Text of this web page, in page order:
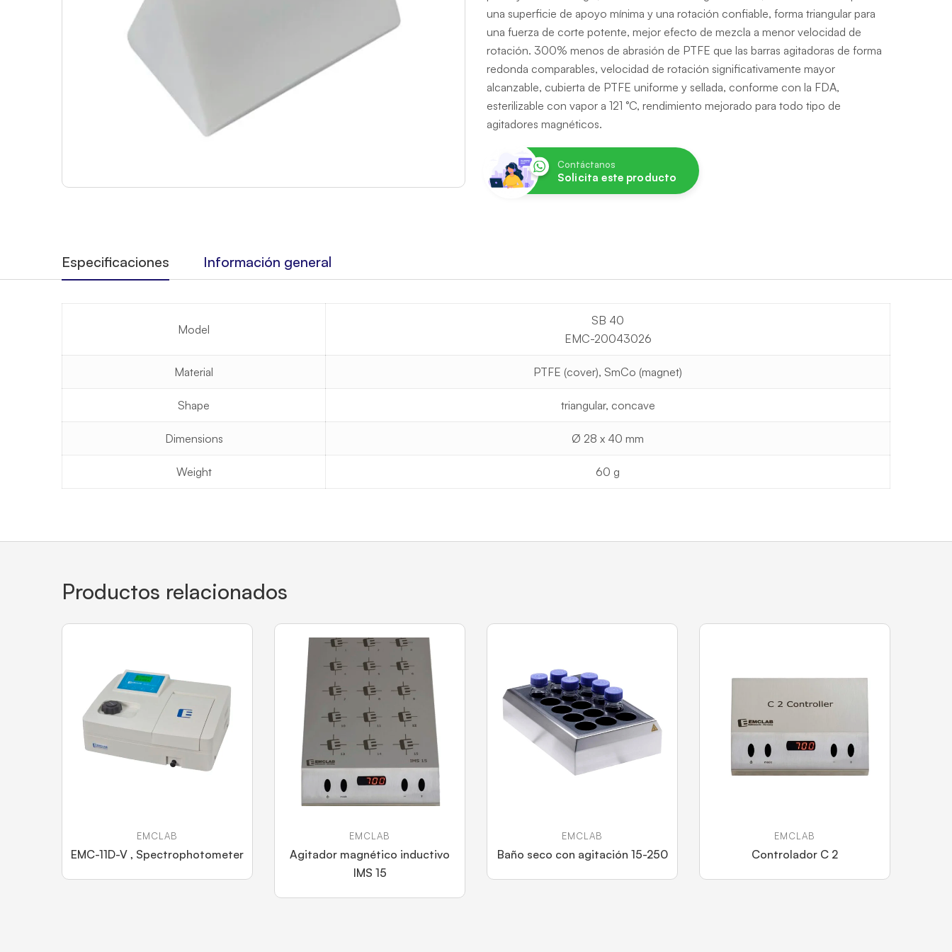
una superficie de apoyo mínima y una rotación confiable, forma triangular para
una fuerza de corte potente, mejor efecto de mezcla a menor velocidad de
rotación. 300% menos de abrasión de PTFE que las barras agitadoras de forma
redonda comparables, velocidad de rotación significativamente mayor
alcanzable, cubierta de PTFE uniforme y sellada, conforme con la FDA,
esterilizable con vapor a 121 °C, rendimiento mejorado para todo tipo de
agitadores magnéticos.
Contáctanos
Solicita este producto
Especificaciones Información general
Model
SB 40
EMC-20043026
Material PTFE (cover), SmCo (magnet)
Shape triangular, concave
Dimensions Ø 28 x 40 mm
Weight 60 g
Productos relacionados
EMCLAB
EMC-11D-V , Spectrophotometer
EMCLAB
Agitador magnético inductivo
IMS 15
EMCLAB
Baño seco con agitación 15-250
EMCLAB
Controlador C 2